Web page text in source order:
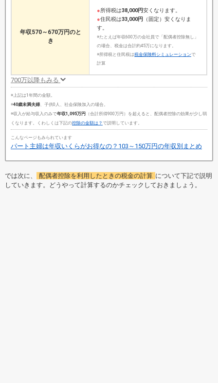
年収570～670万円のと
き
●所得税は38,000円安くなります。
●住民税は33,000円
（固定）安くなりま
す。
※たとえば年収600万の会社員で「配偶者控除無し」
の場合、税金は合計約45万になります。
※所得税と住民税は税金保険料シミュレーション で
計算
700万以降もみる
※上記は1年間の金額。
※40歳未満夫婦、子供0人、社会保険加入の場合。
※収入が給与収入のみで年収1,095万円 （合計所得900万円）を超えると、配偶者控除の効果が少し弱
くなります。くわしくは下記の控除の金額は？ で説明しています。
こんなページもみられています
パート主婦は年収いくらがお得なの？103～150万円の年収別まとめ
では次に、 配偶者控除を利用したときの税金の計算 について下記で説明
していきます。どうやって計算するのかチェックしておきましょう。